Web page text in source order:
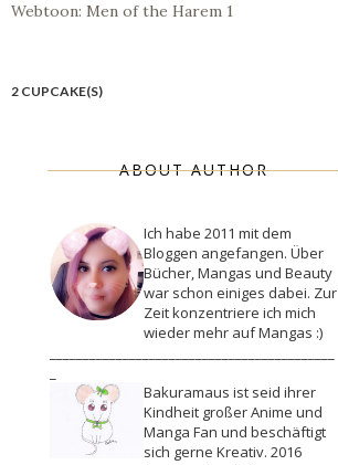
Webtoon: Men of the Harem 1
2 CUPCAKE(S)
ABOUT AUTHOR
Ich habe 2011 mit dem
Bloggen angefangen. Über
Bücher, Mangas und Beauty
war schon einiges dabei. Zur
Zeit konzentriere ich mich
wieder mehr auf Mangas :)
Bakuramaus ist seid ihrer
Kindheit großer Anime und
Manga Fan und beschäftigt
sich gerne Kreativ. 2016